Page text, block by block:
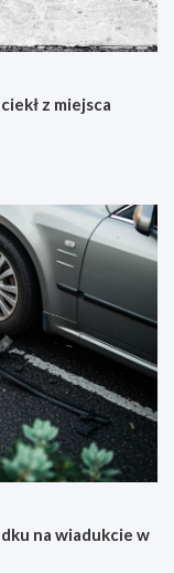
z miejsca
na wiadukcie w